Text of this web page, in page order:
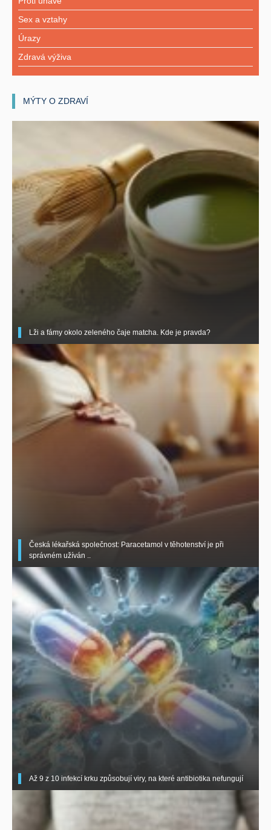
Sex a vztahy
Úrazy
Zdravá výživa
MÝTY O ZDRAVÍ
Lži a fámy okolo zeleného čaje matcha. Kde je pravda?
Česká lékařská společnost: Paracetamol v těhotenství je při
správném užíván ..
Až 9 z 10 infekcí krku způsobují viry, na které antibiotika nefungují